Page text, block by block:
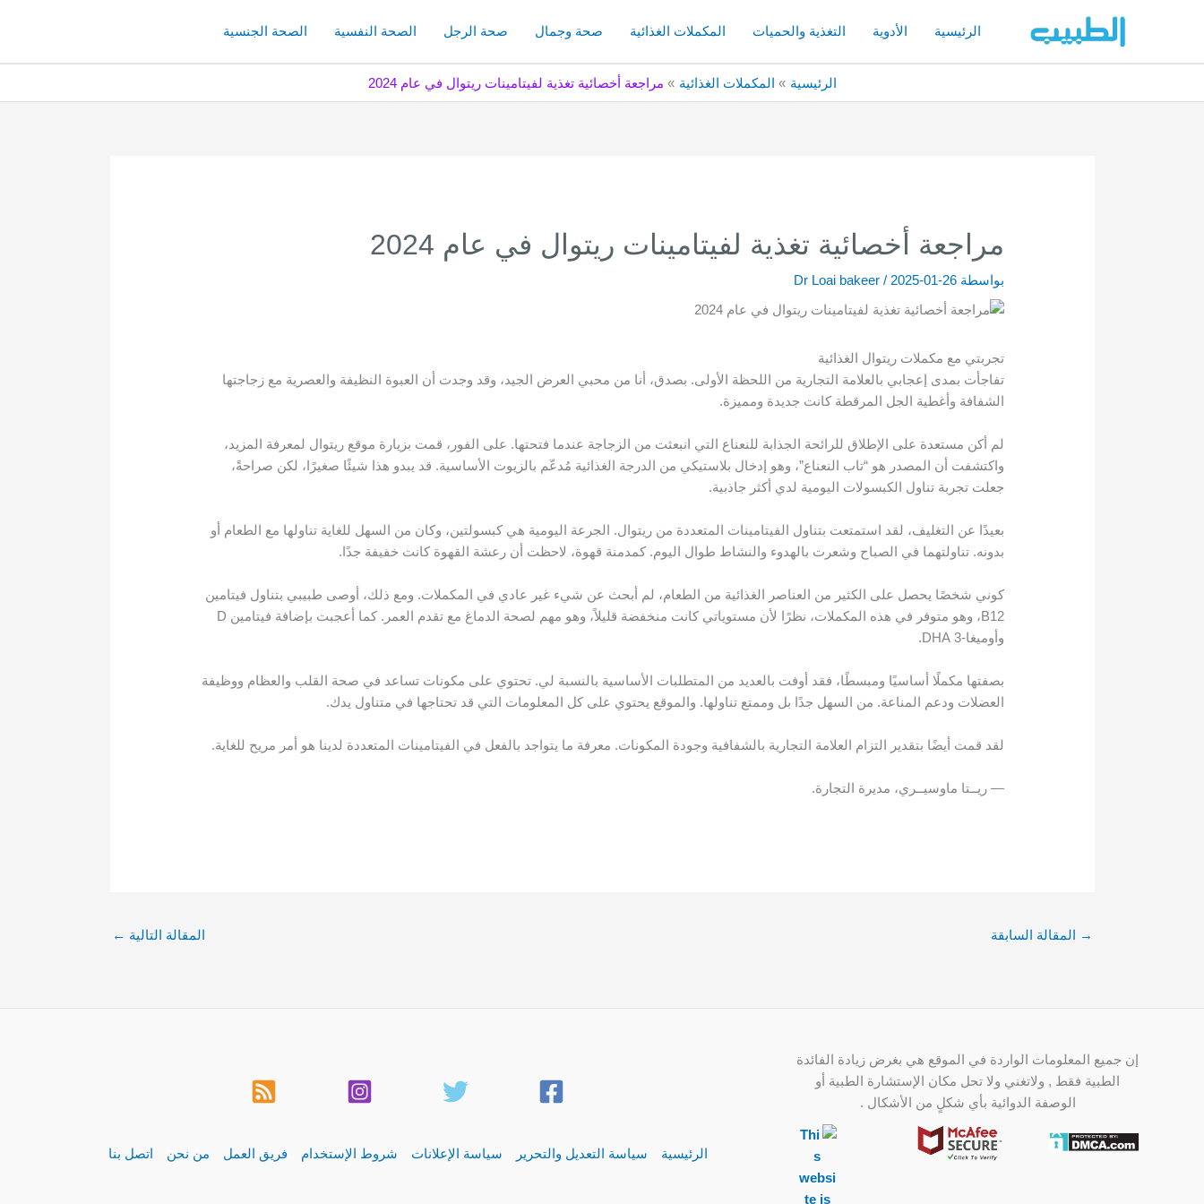
الرئيسية الأدوية التغذية والحميات المكملات الغذائية صحة وجمال صحة الرجل الصحة النفسية الصحة الجنسية
الرئيسية المكملات الغذائية مراجعة أخصائية تغذية لفيتامينات ريتوال في عام 2024
مراجعة أخصائية تغذية لفيتامينات ريتوال في عام 2024
بواسطة Dr Loai bakeer/ 2025-01-26
تجربتي مع مكملات ريتوال الغذائية
تفاجأت بمدى إعجابي بالعلامة التجارية من اللحظة الأولى. بصدق، أنا من محبي العرض الجيد، وقد وجدت أن العبوة النظيفة والعصرية مع زجاجتها
الشفافة وأغطية الجل المرقطة كانت جديدة ومميزة.
لم أكن مستعدة على الإطلاق للرائحة الجذابة للنعناع التي انبعثت من الزجاجة عندما فتحتها. على الفور، قمت بزيارة موقع ريتوال لمعرفة المزيد،
واكتشفت أن المصدر هو “تاب النعناع”، وهو إدخال بلاستيكي من الدرجة الغذائية مُدعّم بالزيوت الأساسية. قد يبدو هذا شيئًا صغيرًا، لكن صراحةً،
جعلت تجربة تناول الكبسولات اليومية لدي أكثر جاذبية.
بعيدًا عن التغليف، لقد استمتعت بتناول الفيتامينات المتعددة من ريتوال. الجرعة اليومية هي كبسولتين، وكان من السهل للغاية تناولها مع الطعام أو
بدونه. تناولتهما في الصباح وشعرت بالهدوء والنشاط طوال اليوم. كمدمنة قهوة، لاحظت أن رعشة القهوة كانت خفيفة جدًا.
كوني شخصًا يحصل على الكثير من العناصر الغذائية من الطعام، لم أبحث عن شيء غير عادي في المكملات. ومع ذلك، أوصى طبيبي بتناول فيتامين
B12، وهو متوفر في هذه المكملات، نظرًا لأن مستوياتي كانت منخفضة قليلاً، وهو مهم لصحة الدماغ مع تقدم العمر. كما أعجبت بإضافة فيتامين D
وأوميغا-3 DHA.
بصفتها مكملًا أساسيًا ومبسطًا، فقد أوفت بالعديد من المتطلبات الأساسية بالنسبة لي. تحتوي على مكونات تساعد في صحة القلب والعظام ووظيفة
العضلات ودعم المناعة. من السهل جدًا بل وممتع تناولها. والموقع يحتوي على كل المعلومات التي قد تحتاجها في متناول يدك.
لقد قمت أيضًا بتقدير التزام العلامة التجارية بالشفافية وجودة المكونات. معرفة ما يتواجد بالفعل في الفيتامينات المتعددة لدينا هو أمر مريح للغاية.
— ريــتا ماوسيــري، مديرة التجارة.
→ المقالة السابقة المقالة التالية ←
إن جميع المعلومات الواردة في الموقع هي بغرض زيادة الفائدة
الطبية فقط , ولاتغني ولا تحل مكان الإستشارة الطبية أو
الوصفة الدوائية بأي شكلٍ من الأشكال .
الرئيسية سياسة التعديل والتحرير سياسة الإعلانات شروط الإستخدام فريق العمل من نحن اتصل بنا